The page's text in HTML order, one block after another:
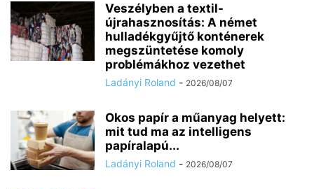
Veszélyben a textil-
újrahasznosítás: A német
hulladékgyűjtő konténerek
megszüntetése komoly
problémákhoz vezethet
Ladányi Roland - 2026/08/07
Okos papír a műanyag helyett:
mit tud ma az intelligens
papíralapú...
Ladányi Roland - 2026/08/07